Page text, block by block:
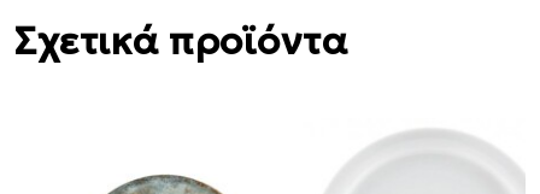
Σχετικά προϊόντα